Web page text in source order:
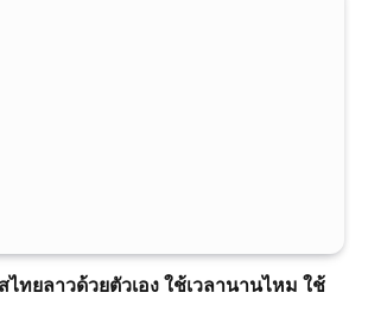
ทยลาวด้วยตัวเอง ใช้เวลานานไหม ใช้